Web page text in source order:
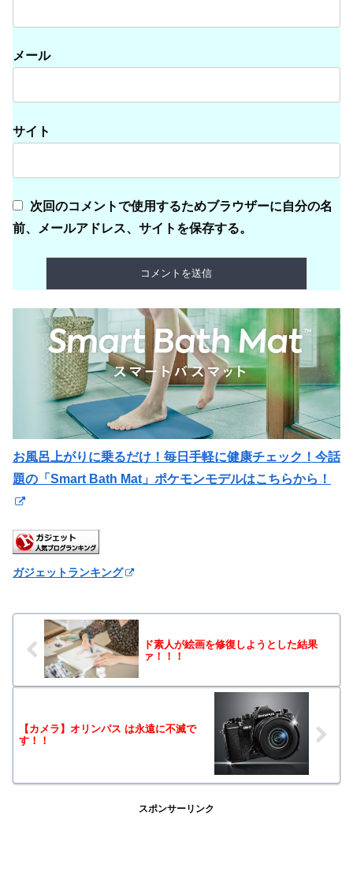
メール
サイト
次回のコメントで使用するためブラウザーに自分の名
前、メールアドレス、サイトを保存する。
お風呂上がりに乗るだけ！毎日手軽に健康チェック！今話
題の「Smart Bath Mat」ポケモンモデルはこちらから！
ガジェットランキング
ド素人が絵画を修復しようとした結果
ァ！！！
【カメラ】オリンパス は永遠に不滅で
す！！
スポンサーリンク